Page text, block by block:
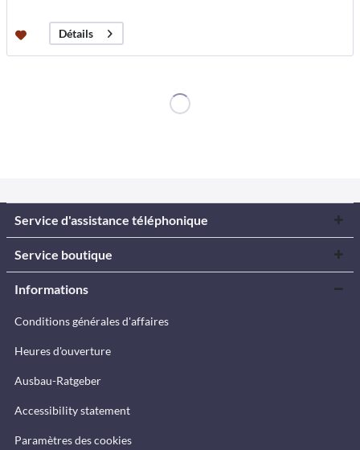
Détails
Service d'assistance téléphonique
Service boutique
Informations
Conditions générales d'affaires
Heures d'ouverture
Ausbau-Ratgeber
Accessibility statement
Paramètres des cookies